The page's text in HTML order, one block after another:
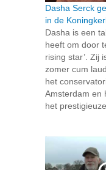
Dasha Serck
in de
Dasha is een
heeft om door
rising star’. Zij
zomer cum
het
Amsterdam en
het